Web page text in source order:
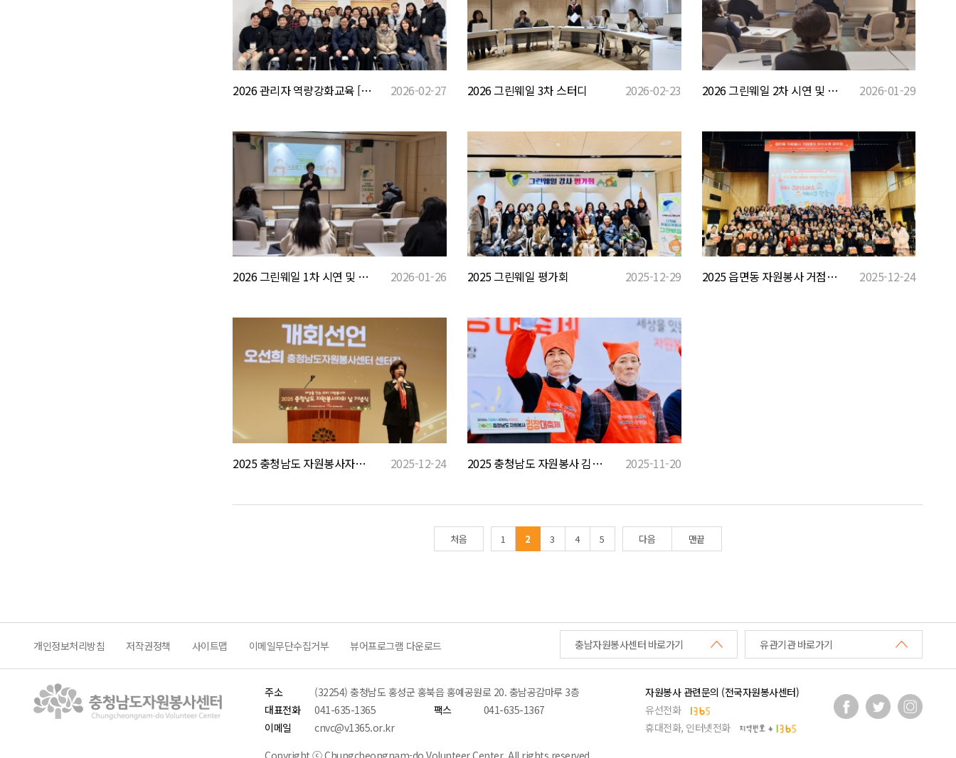
2026 관리자 역량강화교육 [관리자의 돌봄] 2026-02-27 2026 그린웨일 3차 스터디 2026-02-23 2026 그린웨일 2차 시연 및 스터디 2026-01-29
2026 그린웨일 1차 시연 및 스터디 2026-01-26 2025 그린웨일 평가회 2025-12-29 2025 읍면동 자원봉사 거점캠프 우수사례공유회 2025-12-24
2025 충청남도 자원봉사자의 날 기념식 2025-12-24 2025 충청남도 자원봉사 김장대축제 2025-11-20
처음 1 2 3 4 5 다음 맨끝
개인정보처리방침 저작권정책 사이트맵 이메일무단수집거부 뷰어프로그램 다운로드 충남자원봉사센터 바로가기 유관기관 바로가기
주소
(32254) 충청남도 홍성군 홍북읍 홍예공원로 20. 충남공감마루 3층
대표전화
041-635-1365 팩스
041-635-1367
이메일
cnvc@v1365.or.kr
자원봉사 관련문의 (전국자원봉사센터)
유선전화
휴대전화, 인터넷전화
Copyright ⓒ Chungcheongnam-do Volunteer Center. All rights reserved.